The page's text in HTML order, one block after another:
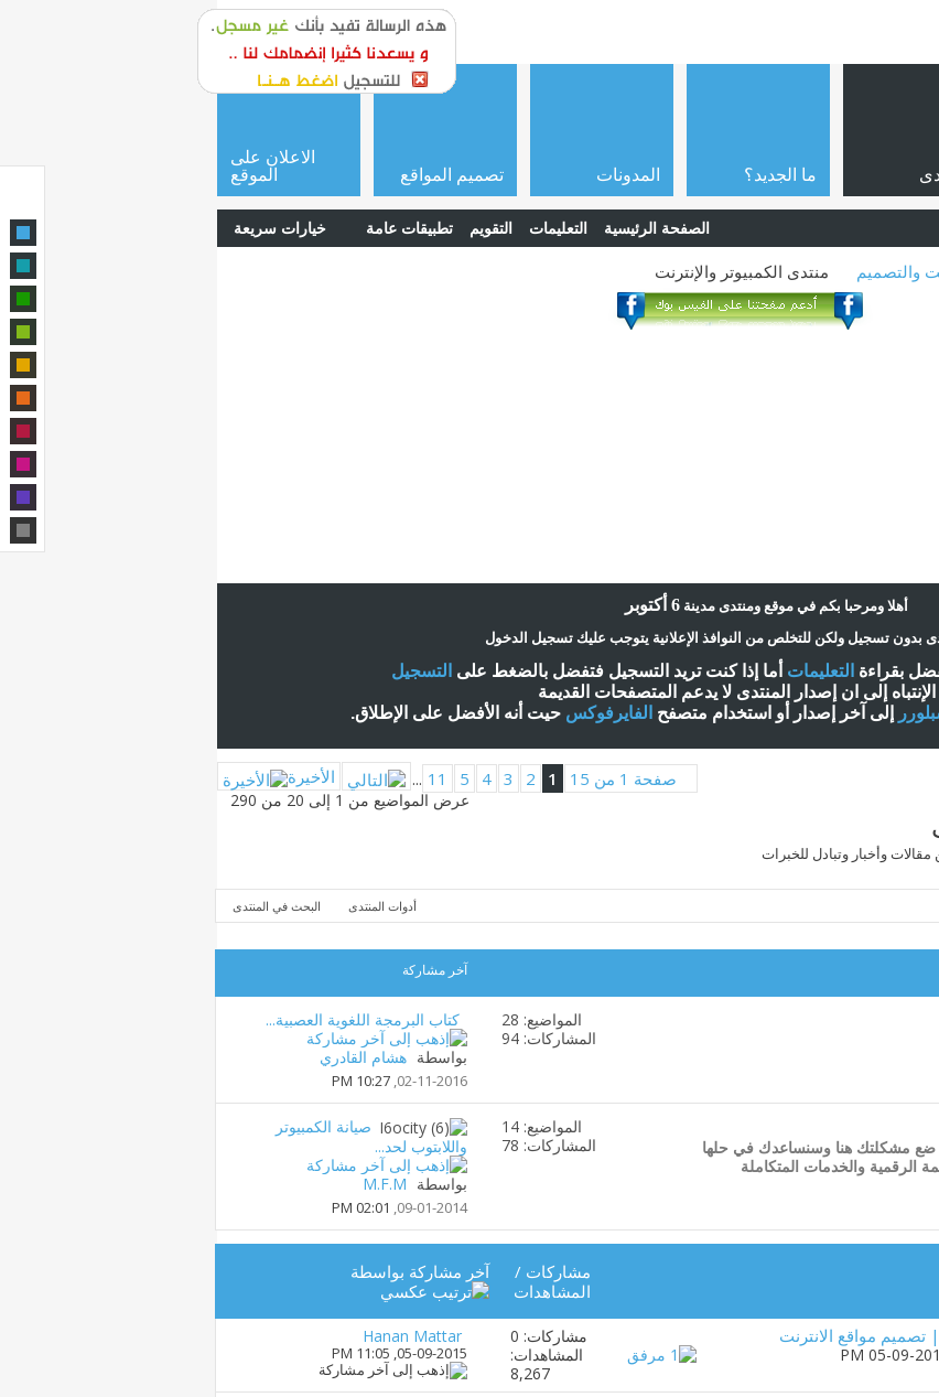
or login
الصفحة الرئيسية التعليمات التقويم تطبيقات عامة خيارات سريعة
ما الجديد؟ المدونات تصميم المواقع
الاعلان على
الموقع
والتصميم منتدى الكمبيوتر والإنترنت
أهلا ومرحبا بكم في موقع ومنتدى مدينة6 أكتوبر
بدون تسجيل ولكن للتخلص من النوافذ الإعلانية يتوجب عليك تسجيل الدخول
بقراءة التعليمات ما إذا كنت تريد التسجيل فتفضل بالضغط على التسجيل
إلى ان إصدار المنتدى لا يدعم المتصفحات القديمة
إلى آخر إصدار أو استخدام متصفح الفايرفوكس حيت أنه الأفضل على الإطلاق.
صفحة 1 من 15 1
2
3
4
5
11
... الأخيرة
عرض المواضيع من 1 إلى 20 من 290
مقالات وأخبار وتبادل للخبرات
أدوات المنتدى البحث في المنتدى
آخر مشاركة
مشاهدة
تغذيات
المواضيع: 28
المشاركات: 94
كتاب البرمجة اللغوية العصبية...
بواسطة هشام القادري
02-11-2016,
10:27 PM
ضع مشكلتك هنا وسنساعدك في حلها
الرقمية والخدمات المتكاملة
مشاهدة
تغذيات
المواضيع: 14
المشاركات: 78
صيانة الكمبيوتر
واللابتوب لحد...
بواسطة M.F.M
09-01-2014,
02:01 PM
مشاركات /
المشاهدات
آخر مشاركة بواسطة
مواقع الانترنت
مشاركات: 0
المشاهدات:
8,267
Hanan Mattar
05-09-2015,
11:05 PM